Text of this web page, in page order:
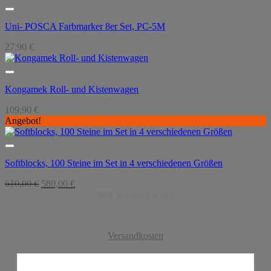
Uni- POSCA Farbmarker 8er Set, PC-5M
27,90 €
Kongamek Roll- und Kistenwagen
109,90 €
Angebot!
Softblocks, 100 Steine im Set in 4 verschiedenen Größen
610,00€ Ursprünglicher
580,00 €Aktueller
Versandkosten